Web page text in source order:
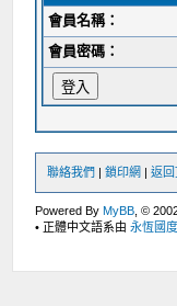
會員名稱：
會員密碼：
聯絡我們 |鎖印網 |返回
Powered ByMyBB , ©
• 正體中文語系由永恆國